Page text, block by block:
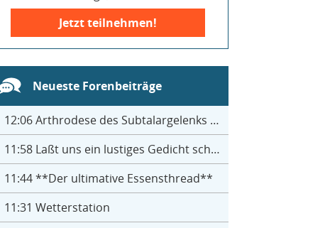
Jetzt teilnehmen!
Neueste Forenbeiträge
12:06Arthrodese des Subtalargelenks mit 27
11:58Laßt uns ein lustiges Gedicht schreiben- jeder einen Satz
11:44**Der ultimative Essensthread**
11:31 Wetterstation